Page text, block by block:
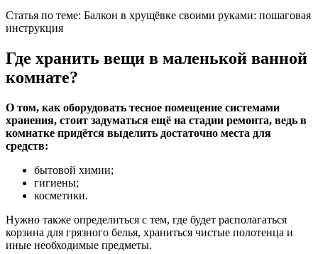
Статья по теме: Балкон в хрущёвке своими руками: пошаговая
инструкция
Где хранить вещи в маленькой ванной
комнате?
О том, как оборудовать тесное помещение системами
хранения, стоит задуматься ещё на стадии ремонта, ведь в
комнатке придётся выделить достаточно места для
средств:
бытовой химии;
гигиены;
косметики.
Нужно также определиться с тем, где будет располагаться
корзина для грязного белья, храниться чистые полотенца и
иные необходимые предметы.